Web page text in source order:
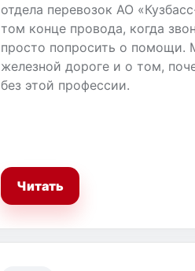
отдела перевозок АО
том конце провода, когда
просто попросить о помощи.
железной дороге и о том,
без этой профессии.
Читать